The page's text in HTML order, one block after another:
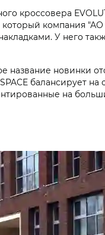
кроссовера
который компания
У него
название новинки
балансирует
на